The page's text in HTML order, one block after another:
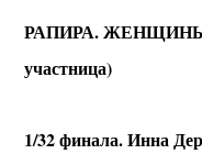
РАПИРА. ЖЕНЩИНЫ.
участница)
1/32 финала. Инна